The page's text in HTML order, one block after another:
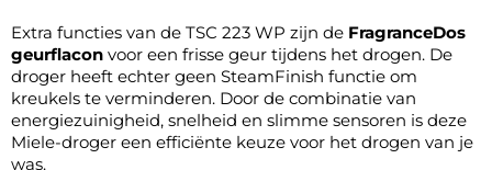
Extra functies van de TSC 223 WP zijn de FragranceDos
geurflacon voor een frisse geur tijdens het drogen. De
droger heeft echter geen SteamFinish functie om
kreukels te verminderen. Door de combinatie van
energiezuinigheid, snelheid en slimme sensoren is deze
Miele-droger een efficiënte keuze voor het drogen van je
was.